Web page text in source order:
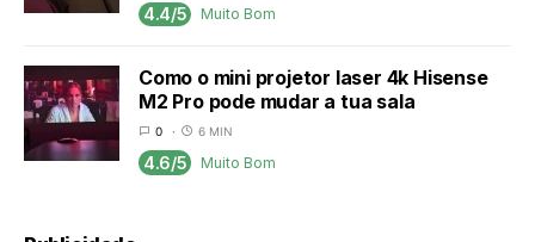
4.4/5 Muito Bom
Como o mini projetor laser 4k Hisense
M2 Pro pode mudar a tua sala
0 6 MIN
4.6/5 Muito Bom